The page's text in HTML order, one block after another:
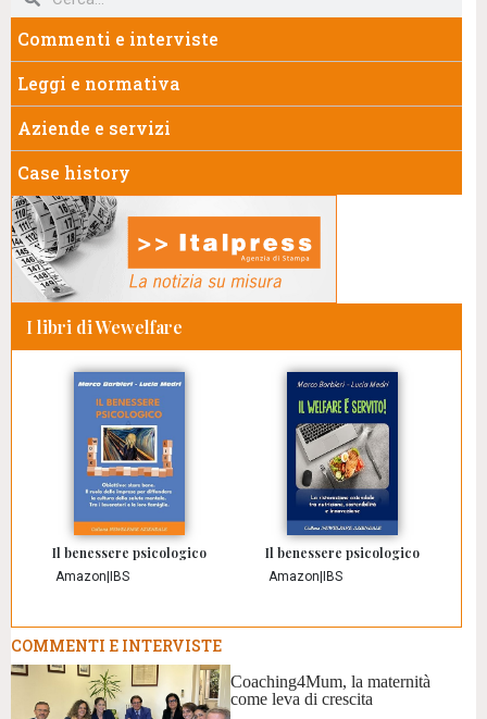
Commenti e interviste
Leggi e normativa
Aziende e servizi
Case history
I libri di Wewelfare
Il benessere psicologico
Amazon IBS
Il benessere psicologico
Amazon IBS
COMMENTI E INTERVISTE
Coaching4Mum, la maternità
come leva di crescita